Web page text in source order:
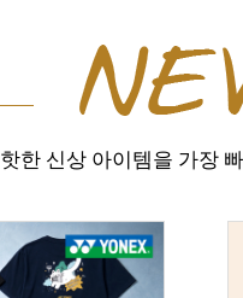
핫한 신상 아이템을 가장